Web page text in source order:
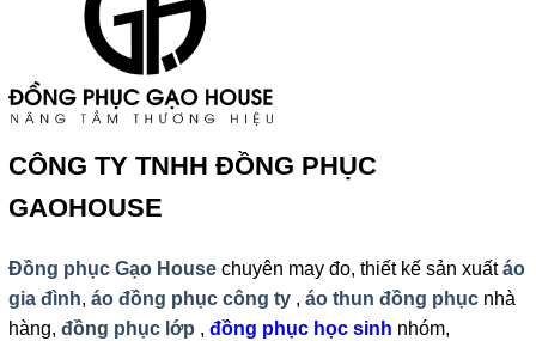
CÔNG TY TNHH ĐỒNG PHỤC
GAOHOUSE
Đồng phục Gạo Housechuyên may đo, thiết kế sản xuấtáo
gia đình, áo đồng phục công ty, áo thun đồng phụcnhà
hàng, đồng phục lớp , đồng phục học sinh nhóm,